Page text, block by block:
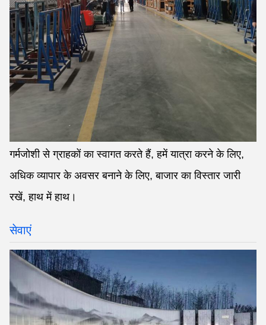
गर्मजोशी से ग्राहकों का स्वागत करते हैं, हमें यात्रा करने के लिए,
अधिक व्यापार के अवसर बनाने के लिए, बाजार का विस्तार जारी
रखें, हाथ में हाथ।
सेवाएं